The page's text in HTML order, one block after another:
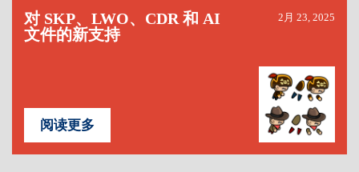
对 SKP、LWO、CDR 和 AI
文件的新支持
2月 23, 2025
阅读更多